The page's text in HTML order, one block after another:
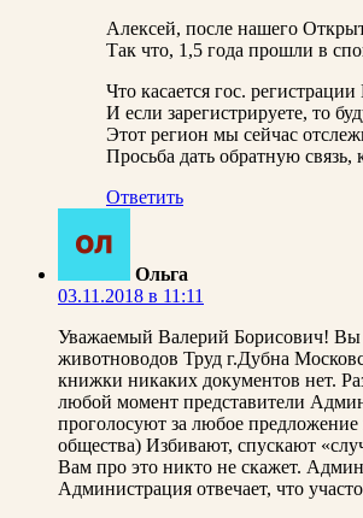
Алексей, после нашего
Так что, 1,5 года прошли в
Что касается гос.
И если зарегистрируете, то
Этот регион мы сейчас
Просьба дать обратную связь,
Ответить
Ольга
03.11.2018 в 11:11
Уважаемый Валерий Борисович! Вы
животноводов Труд г.Дубна
книжки никаких документов нет.
любой момент представители
проголосуют за любое
общества) Избивают, спускают
Вам про это никто не скажет.
Администрация отвечает, что